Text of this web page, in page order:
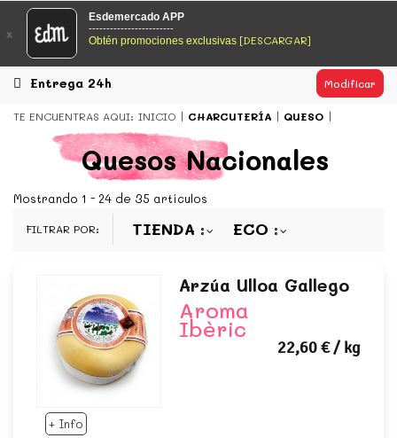
EsDeMercado.com
EsDeMercado.com
los mejores mercados de Barcelona y de productores
locales.
READ MORE
EsDeMercado.com
EsDeMercado.comte lleva a casa los mejores productos de
los mejores mercados de Barcelona y de productores
x
Esdemercado APP
------------------------
Obtén promociones exclusivas [DESCARGAR]
Entrega 24h Modificar
TE ENCUENTRAS AQUI: INICIO CHARCUTERÍA QUESO
Quesos Nacionales
Mostrando 1 - 24 de 35 artículos
FILTRAR POR: TIENDA ECO
+ Info
Arzúa Ulloa Gallego
Aroma
Ibèric
22,60 €/ kg